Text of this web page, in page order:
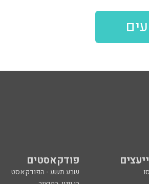
פודקאסטים
שבע תשע - הפודקאסט